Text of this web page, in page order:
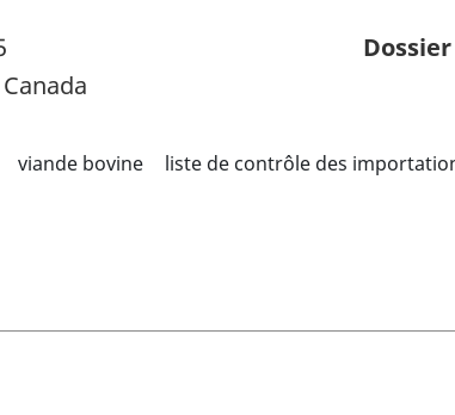
viande bovine liste de contrôle des